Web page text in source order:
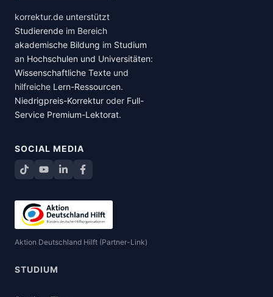
korrektur.de unterstützt
Studierende im Bereich
akademische Bildung im Studium
an Hochschulen und Universitäten:
Wissenschaftliche Texte und
hilfreiche Lern-Ressourcen.
Niedrigpreis-Korrektur oder Full-
Service Premium-Lektorat.
SOCIAL MEDIA
TikTokYouTube
LinkedInFacebook teilen
Aktion Deutschland Hilft (Partner-Link)
STUDIUM